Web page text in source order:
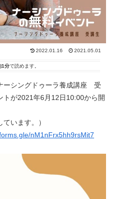
2022.01.16 2021.05.01
1分で読めます。
ーシングドゥーラ養成講座 受
トが2021年6月12日10:00から開
います。）
nM1nFrx5hh9rsMit7